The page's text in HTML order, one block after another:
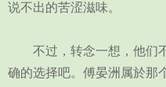
说不出的苦涩滋味。
不过，转念一想，他们不
确的选择吧。傅晏洲属於那